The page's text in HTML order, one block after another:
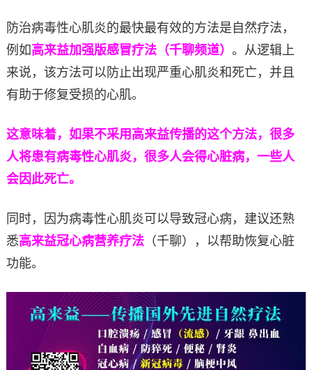
防治病毒性心肌炎的最快最有效的方法是自然疗法，
例如高来益加强版感冒疗法（千聊频道） 。从逻辑上
来说，该方法可以防止出现严重心肌炎和死亡，并且
有助于修复受损的心肌。
这意味着，如果不采用高来益传播的这个方法，很多
人将患有病毒性心肌炎，很多人会得心脏病，一些人
会因此死亡。
同时，因为病毒性心肌炎可以导致冠心病，建议还熟
悉高来益冠心病营养疗法（千聊），以帮助恢复心脏
功能。